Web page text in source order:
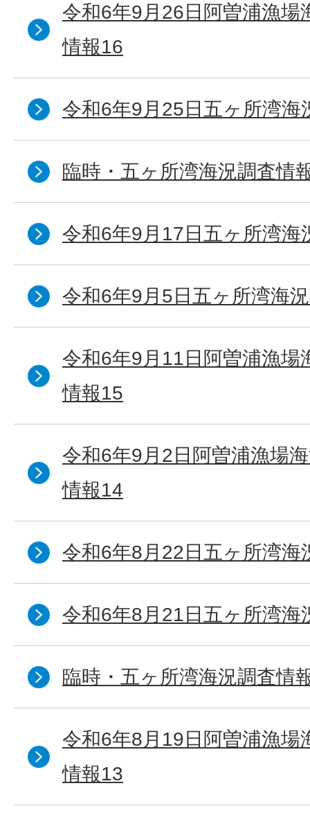
令和6年9月26日阿曽浦漁場
情報16
令和6年9月25日五ヶ所湾海
臨時・五ヶ所湾海況調査情
令和6年9月17日五ヶ所湾海
令和6年9月5日五ヶ所湾海
令和6年9月11日阿曽浦漁場
情報15
令和6年9月2日阿曽浦漁場
情報14
令和6年8月22日五ヶ所湾海
令和6年8月21日五ヶ所湾海
臨時・五ヶ所湾海況調査情
令和6年8月19日阿曽浦漁場
情報13